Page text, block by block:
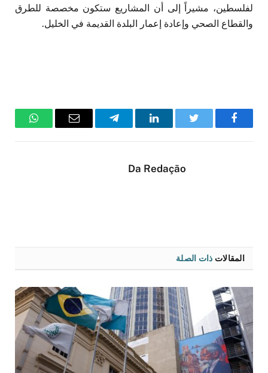
لفلسطين، مشيراً إلى أن المشاريع ستكون مخصصة للطرق
والقطاع الصحي وإعادة إعمار البلدة القديمة في الخليل.
فيسبوك تويتر لينكدإن تيلقرام
البريد
واتساب